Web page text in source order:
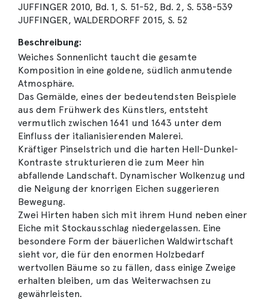
JUFFINGER 2010, Bd. 1, S. 51-52, Bd. 2, S. 538-539
JUFFINGER, WALDERDORFF 2015, S. 52
Beschreibung:
Weiches Sonnenlicht taucht die gesamte
Komposition in eine goldene, südlich anmutende
Atmosphäre.
Das Gemälde, eines der bedeutendsten Beispiele
aus dem Frühwerk des Künstlers, entsteht
vermutlich zwischen 1641 und 1643 unter dem
Einfluss der italianisierenden Malerei.
Kräftiger Pinselstrich und die harten Hell-Dunkel-
Kontraste strukturieren die zum Meer hin
abfallende Landschaft. Dynamischer Wolkenzug und
die Neigung der knorrigen Eichen suggerieren
Bewegung.
Zwei Hirten haben sich mit ihrem Hund neben einer
Eiche mit Stockausschlag niedergelassen. Eine
besondere Form der bäuerlichen Waldwirtschaft
sieht vor, die für den enormen Holzbedarf
wertvollen Bäume so zu fällen, dass einige Zweige
erhalten bleiben, um das Weiterwachsen zu
gewährleisten.